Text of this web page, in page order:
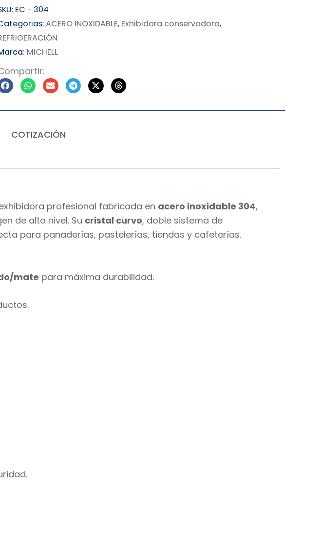
EC - 304
ACERO INOXIDABLE, Exhibidora conservadora,
MICHELL
COTIZACIÓN
profesional fabricada en acero inoxidable 304,
de alto nivel. Su cristal curvo, doble sistema de
para panaderías, pastelerías, tiendas y cafeterías.
mate para máxima durabilidad.